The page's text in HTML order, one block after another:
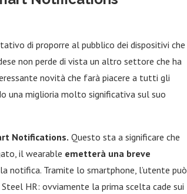
di proporre al pubblico dei dispositivi che
non perde di vista un altro settore che ha
novità che farà piacere a tutti gli
una miglioria molto significativa sul suo
Notifications. Questo sta a significare che
il wearable emetterà una breve
notifica. Tramite lo smartphone, l’utente può
HR: ovviamente la prima scelta cade sui